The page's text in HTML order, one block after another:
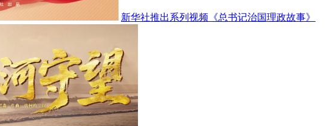
新华社推出系列视频《总书记治国理政故事》